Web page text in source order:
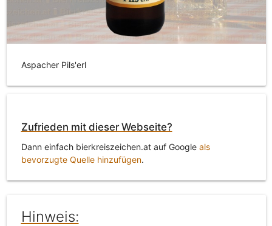
Aspacher Pils'erl
Zufrieden mit dieser Webseite?
Dann einfach bierkreiszeichen.at auf Google als
bevorzugte Quelle hinzufügen.
Hinweis: